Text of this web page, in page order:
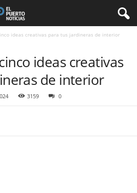
ideas creativas para tus jardineras de interior
ideas creativas
de interior
3159 0